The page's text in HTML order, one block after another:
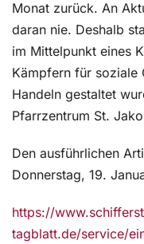
Monat zurück. An
daran nie. Deshalb
im Mittelpunkt eines
Kämpfern für soziale
Handeln gestaltet
Pfarrzentrum St.
Den ausführlichen
Donnerstag, 19.
https://
tagblatt.de/service/